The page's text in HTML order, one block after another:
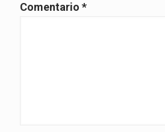
Comentario *